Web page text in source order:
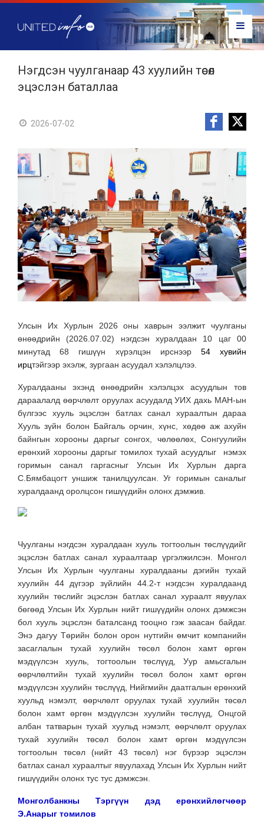
Нэгдсэн чуулганаар 43 хуулийн төсөл
эцэслэн баталлаа
2026-07-02
Улсын Их Хурлын 2026 оны хаврын ээлжит чуулганы
өнөөдрийн (2026.07.02) нэгдсэн хуралдаан 10 цаг 00
минутад 68 гишүүн хүрэлцэн ирснээр 54 хувийн
ирцтэйгээр эхэлж, зургаан асуудал хэлэлцлээ.
Хуралдааны эхэнд өнөөдрийн хэлэлцэх асуудлын тов
дараалалд өөрчлөлт оруулах асуудалд УИХ дахь МАН-ын
бүлгээс хууль эцэслэн батлах санал хураалтын дараа
Хууль зүйн болон Байгаль орчин, хүнс, хөдөө аж ахуйн
байнгын хорооны даргыг сонгох, чөлөөлөх, Сонгуулийн
ерөнхий хорооны даргыг томилох тухай асуудлыг нэмэх
горимын санал гаргасныг Улсын Их Хурлын дарга
С.Бямбацогт уншиж танилцуулсан. Уг горимын саналыг
хуралдаанд оролцсон гишүүдийн олонх дэмжив.
Чуулганы нэгдсэн хуралдаан хууль тогтоолын төслүүдийг
эцэслэн батлах санал хураалтаар үргэлжилсэн. Монгол
Улсын Их Хурлын чуулганы хуралдааны дэгийн тухай
хуулийн 44 дүгээр зүйлийн 44.2-т нэгдсэн хуралдаанд
хуулийн төслийг эцэслэн батлах санал хураалт явуулах
бөгөөд Улсын Их Хурлын нийт гишүүдийн олонх дэмжсэн
бол хууль эцэслэн баталсанд тооцно гэж заасан байдаг.
Энэ дагуу Төрийн болон орон нутгийн өмчит компанийн
засаглалын тухай хуулийн төсөл болон хамт өргөн
мэдүүлсэн хууль, тогтоолын төслүүд, Уур амьсгалын
өөрчлөлтийн тухай хуулийн төсөл болон хамт өргөн
мэдүүлсэн хуулийн төслүүд, Нийгмийн даатгалын ерөнхий
хуульд нэмэлт, өөрчлөлт оруулах тухай хуулийн төсөл
болон хамт өргөн мэдүүлсэн хуулийн төслүүд, Онцгой
албан татварын тухай хуульд нэмэлт, өөрчлөлт оруулах
тухай хуулийн төсөл болон хамт өргөн мэдүүлсэн
тогтоолын төсөл (нийт 43 төсөл) нэг бүрээр эцэслэн
батлах санал хураалтыг явуулахад Улсын Их Хурлын нийт
гишүүдийн олонх тус тус дэмжсэн.
Монголбанкны Тэргүүн дэд ерөнхийлөгчөөр
Э.Анарыг томилов